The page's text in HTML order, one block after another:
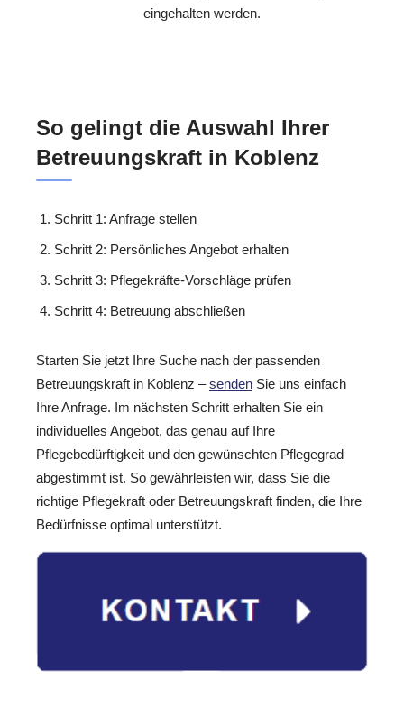
eingehalten werden.
So gelingt die Auswahl Ihrer
Betreuungskraft in Koblenz
Schritt 1: Anfrage stellen
Schritt 2: Persönliches Angebot erhalten
Schritt 3: Pflegekräfte-Vorschläge prüfen
Schritt 4: Betreuung abschließen
Starten Sie jetzt Ihre Suche nach der passenden
Betreuungskraft in Koblenz –senden Sie uns einfach
Ihre Anfrage. Im nächsten Schritt erhalten Sie ein
individuelles Angebot, das genau auf Ihre
Pflegebedürftigkeit und den gewünschten Pflegegrad
abgestimmt ist. So gewährleisten wir, dass Sie die
richtige Pflegekraft oder Betreuungskraft finden, die Ihre
Bedürfnisse optimal unterstützt.